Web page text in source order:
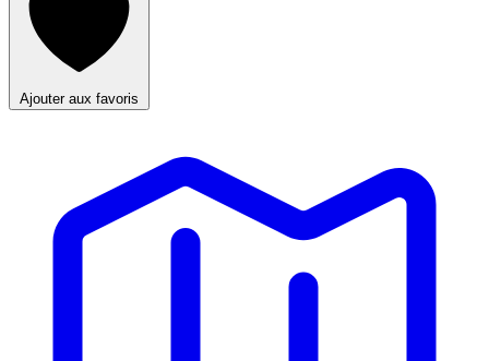
Ajouter aux favoris